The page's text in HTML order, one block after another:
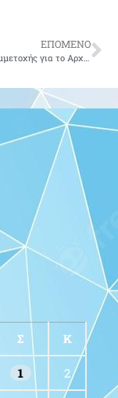
ΕΠΟΜΕΝΟ
Δηλώσεις συμμετοχής για το Αρχιερατικό μνημόσυνο του, Υποσμηναγού Κατσιφή Γεώργιου και Ανθυποσμηναγού Σαλβαρά Λάμπρου το Σάββατο 17 Δεκ 2022.
Σ Κ
1 2